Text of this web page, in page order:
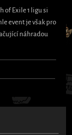
of Exile 1 ligu si
event je však pro
náhradou